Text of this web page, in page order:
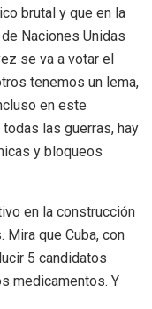
brutal y que en la
Naciones Unidas
se va a votar el
tenemos un lema,
en este
las guerras, hay
y bloqueos
en la construcción
que Cuba, con
5 candidatos
medicamentos. Y